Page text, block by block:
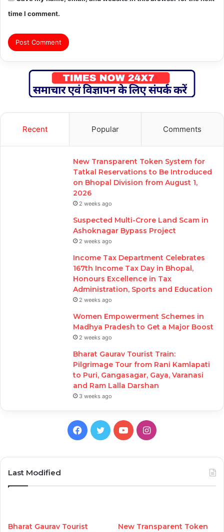
time I comment.
Recent Popular Comments
New Transparent Token System for
Tatkal Reservations to Be Introduced
on Bhopal Division from August 1,
2026
2 weeks ago
Suspected Multi-Crore Land Scam in
Ashoknagar Bypass Project
2 weeks ago
Income Tax Department Celebrates
167th Income Tax Day in Bhopal,
Honours Excellence in Tax
Administration, Sports and Education
2 weeks ago
Women Empowerment Schemes in
Madhya Pradesh to Get a Major Boost
2 weeks ago
Bharat Gaurav Tourist Train:
Pilgrimage Tour from Rani Kamlapati
to Puri, Gangasagar, Gaya, Varanasi
and Ram Lalla Darshan
3 weeks ago
Facebook
TwitterYouTubeInstagram
Last Modified
Bharat Gaurav Tourist
New Transparent Token